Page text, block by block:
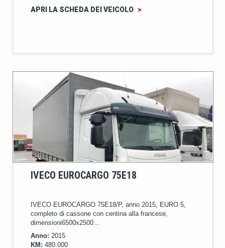
APRI LA SCHEDA DEI VEICOLO >
IVECO EUROCARGO 75E18
IVECO EUROCARGO 75E18/P, anno 2015, EURO 5,
completo di cassone con centina alla francese,
dimensioni6500x2500...
Anno: 2015
KM: 480.000